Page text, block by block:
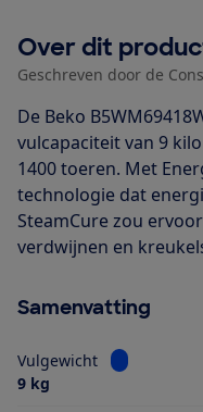
Over dit
Geschreven door de
De Beko
vulcapaciteit van 9
1400 toeren. Met
technologie dat
SteamCure zou
verdwijnen en
Samenvatting
Vulgewicht
Bekijk
9 kg